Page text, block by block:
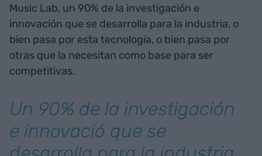
Music Lab, un 90% de la investigación e
innovación que se desarrolla para la industria, o
bien pasa por esta tecnología, o bien pasa por
otras que la necesitan como base para ser
competitivas.
Un 90% de la investigación
e innovació que se